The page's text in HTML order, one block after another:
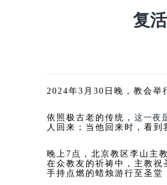
复
2024年3月30日晚，教会举
依照极古老的传统， 这一夜
人回来；当他回来时，看到
晚上7点，北京教区李山主
在众教友的祈祷中，主教祝
手持点燃的蜡烛游行至圣堂